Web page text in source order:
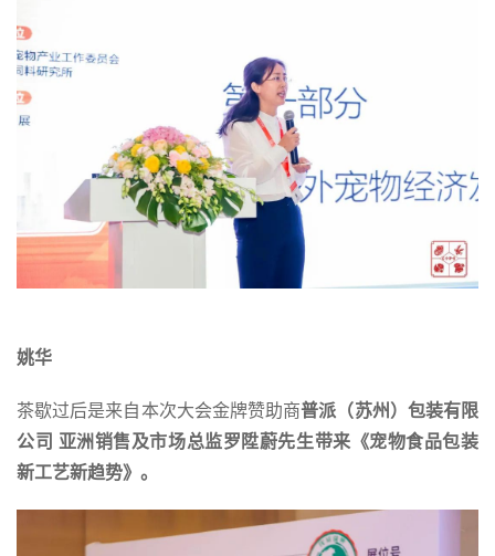
姚华
茶歇过后是来自本次大会金牌赞助商普派（苏州）包装有限
公司 亚洲销售及市场总监罗陞蔚先生带来《宠物食品包装
新工艺新趋势》。